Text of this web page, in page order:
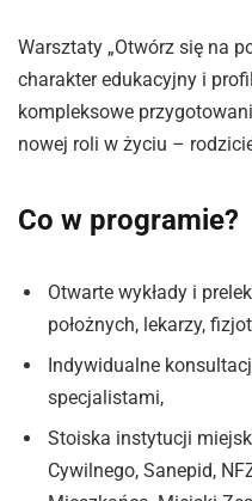
Warsztaty „Otwórz się na
charakter edukacyjny i
kompleksowe
nowej roli w życiu –
Co w programie?
Otwarte wykłady i
położnych, lekarzy,
Indywidualne
specjalistami,
Stoiska instytucji
Cywilnego, Sanepid,